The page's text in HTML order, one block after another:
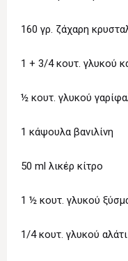
160 γρ. ζάχαρη
1 + 3/4 κουτ. γλυκού
½ κουτ. γλυκού
1 κάψουλα βανιλίνη
50 ml λικέρ κίτρο
1 ½ κουτ. γλυκού
1/4 κουτ. γλυκού αλάτι